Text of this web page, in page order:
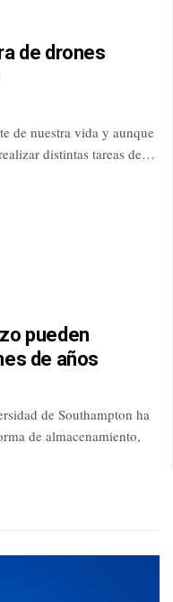
de drones
de nuestra vida y aunque
distintas tareas de…
pueden
de años
de Southampton ha
de almacenamiento,